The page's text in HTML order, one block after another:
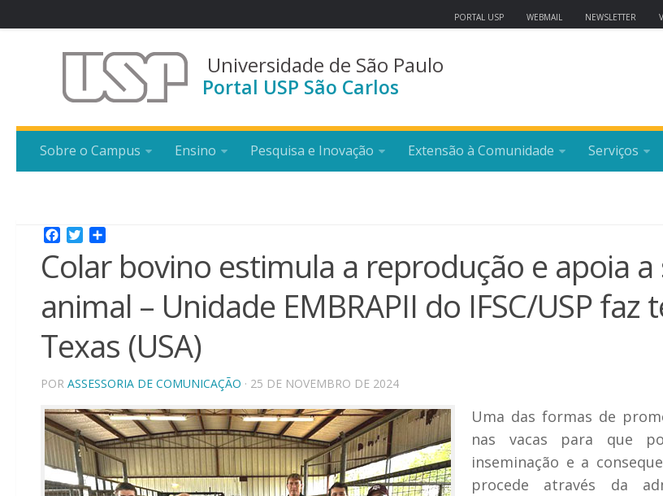
PORTAL USP WEBMAIL NEWSLETTER
Universidade de São Paulo
Portal USP São Carlos
Sobre o Campus Ensino Pesquisa e Inovação Extensão à Comunidade Serviços
Facebook
Twitter
Colar bovino estimula a reprodução e apoia a
animal – Unidade EMBRAPII do IFSC/USP faz
Texas (USA)
POR ASSESSORIA DE COMUNICAÇÃO · 25 DE NOVEMBRO DE 2024
Uma das formas de
nas vacas para que
inseminação e a
procede através da